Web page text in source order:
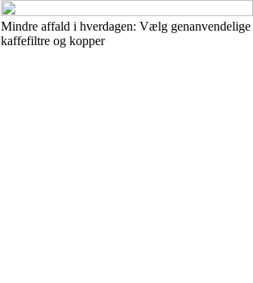
Mindre affald i hverdagen: Vælg genanvendelige
kaffefiltre og kopper